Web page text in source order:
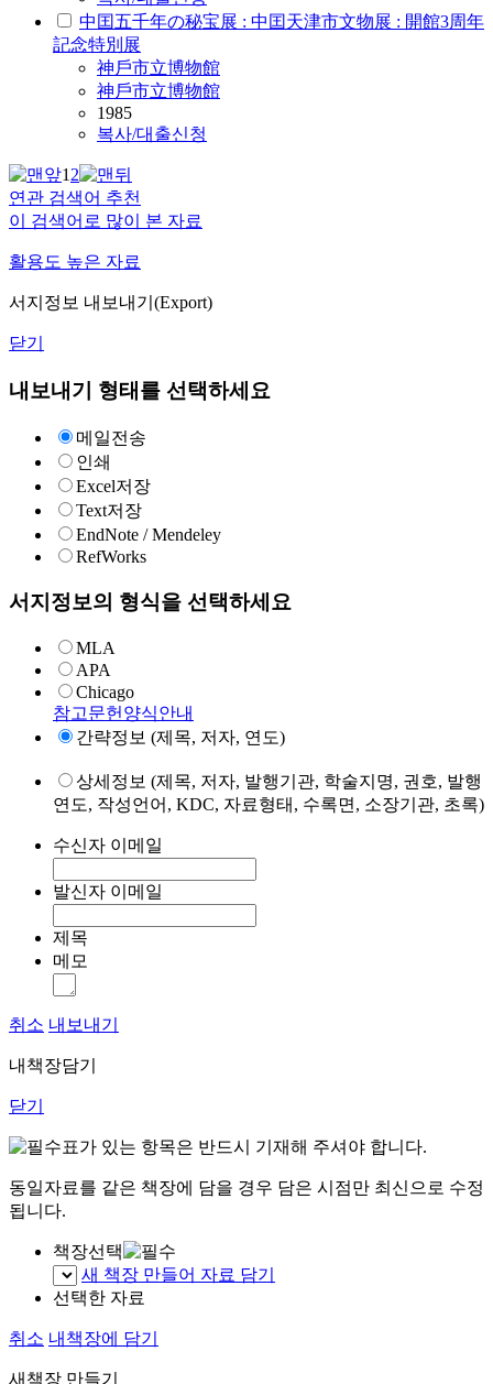
中囯五千年の秘宝展 : 中囯天津市文物展 : 開館3周年
記念特別展
神戶市立博物館
神戶市立博物館
1985
복사/대출신청
12
연관 검색어 추천
이 검색어로 많이 본 자료
활용도 높은 자료
서지정보 내보내기(Export)
닫기
내보내기 형태를 선택하세요
메일전송
인쇄
Excel저장
Text저장
EndNote / Mendeley
RefWorks
서지정보의 형식을 선택하세요
MLA
APA
Chicago
참고문헌양식안내
간략정보 (제목, 저자, 연도)
상세정보 (제목, 저자, 발행기관, 학술지명, 권호, 발행
연도, 작성언어, KDC, 자료형태, 수록면, 소장기관, 초록)
수신자 이메일
발신자 이메일
제목
메모
취소 내보내기
내책장담기
닫기
표가 있는 항목은 반드시 기재해 주셔야 합니다.
동일자료를 같은 책장에 담을 경우 담은 시점만 최신으로 수정
됩니다.
책장선택
새 책장 만들어 자료 담기
선택한 자료
취소 내책장에 담기
새책장 만들기